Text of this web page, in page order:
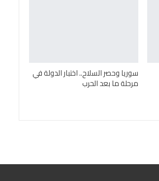
سوريا وحصر السلاح.. اختبار الدولة في
مرحلة ما بعد الحرب